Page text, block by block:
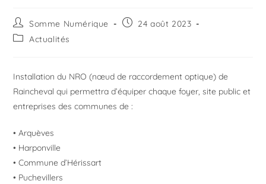
Somme Numérique
24 août 2023
Actualités
Installation du NRO (nœud de raccordement optique) de
Raincheval qui permettra d’équiper chaque foyer, site public et
entreprises des communes de :
•Arquèves
• Harponville
•Commune d’Hérissart
• Puchevillers